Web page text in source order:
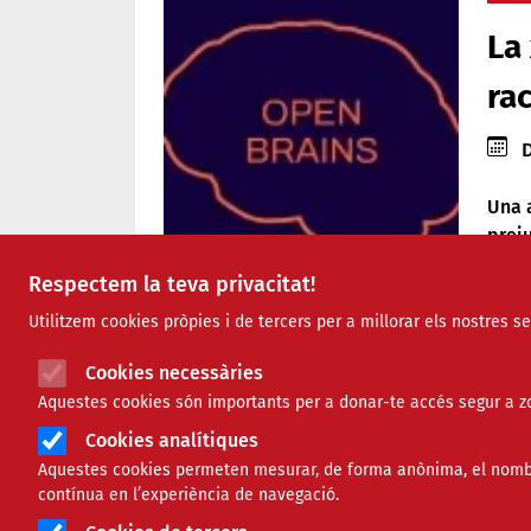
Respectem la teva privacitat!
Utilitzem cookies pròpies i de tercers per a millorar els nostres
Cookies necessàries
Aquestes cookies són importants per a donar-te accés segur a
Cookies analítiques
Aquestes cookies permeten mesurar, de forma anònima, el
contínua en l’experiència de navegació.
Comparteix
F
a
c
X
22/12/2025
Una